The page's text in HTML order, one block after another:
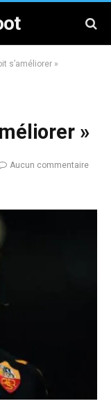
s’améliorer »
»
Aucun commentaire